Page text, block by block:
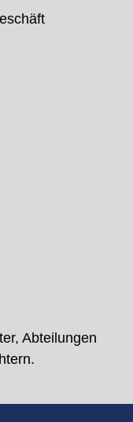
Abteilungen